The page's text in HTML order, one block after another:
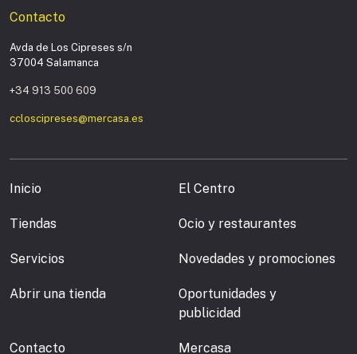
Contacto
Avda de Los Cipreses s/n
37004 Salamanca
+34 913 500 609
ccloscipreses@mercasa.es
Inicio El Centro
Tiendas Ocio y restaurantes
Servicios Novedades y promociones
Abrir una tienda
Oportunidades y
publicidad
Contacto Mercasa